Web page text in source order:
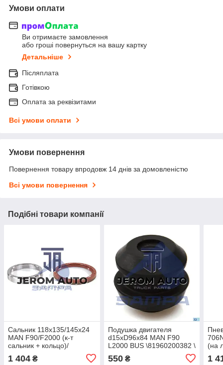
Умови оплати
Ви отримаєте замовлення
або гроші повернуться на вашу картку
Детальніше
Післяплата
Готівкою
Оплата за реквізитами
Всі умови оплати
Умови повернення
Повернення товару впродовж 14 днів за домовленістю
Всі умови повернення
Подібні товари компанії
Сальник 118х135/145х24
MAN F90/F2000 (к-т
сальник + кольцо)/
1 404 ₴
Подушка двигателя
d15xD96x84 MAN F90
L2000 BUS \81960200382 \
550₴
(на
1